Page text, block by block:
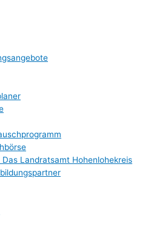
Landratsamt Hohenlohekreis